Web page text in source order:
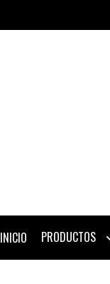
INICIO PRODUCTOS